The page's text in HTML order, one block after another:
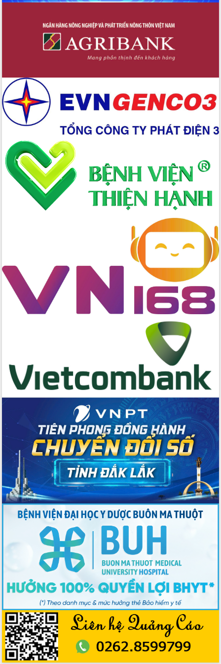
giải phóng mặt bằng Tuyến đường bộ
Đắk Lắk nỗ lực thúc đẩy tăng trưởng
Đắk Lắk ký kết thỏa thuận hợp tác về
chuyển đổi số giai đoạn 2026 – 2030
với Tập đoàn Bưu chính Viễn thông
Việt Nam
Thứ trưởng Bộ Y tế làm việc với tỉnh
Đắk Lắk về phát triển nhân lực y tế
cho trạm y tế cấp xã
Du lịch Đắk Lắk nâng tầm trải nghiệm
du khách thông qua Hệ thống cơ sở dữ
liệu và Bản đồ số
Tập huấn ứng dụng trí tuệ nhân tạo (AI)
trong thương mại điện tử năm 2026
Đoàn đại biểu Quốc hội tỉnh Đắk Lắk
tỉnh thông qua hiện đại hóa hành chính
Xã Ea Phê gắn cải cách hành chính với
chuyển đổi số
Phó Chủ tịch Thường trực UBND tỉnh
Hồ Thị Nguyên Thảo làm việc tại Trung
Giai đoạn 2026-2030, Đắk Lắk phấn
đấu có 77% xã đạt chuẩn nông thôn
mới
Chuyển đổi số 'mở đường' cho nông
nghiệp Đắk Lắk tăng trưởng bứt phá
Triển khai đồng bộ đo đạc, lập hồ sơ
địa chính, hoàn thiện cơ sở dữ liệu đất
Ứng dụng sinh trắc học - Bước tiến
trong hành trình chuyển đổi số tại Đắk
Lắk
Đắk Lắk nâng cao hiệu quả công tác
Đảng từ Sổ tay đảng viên điện tử
Đắk Lắk đẩy mạnh nuôi biển công
nghệ, hướng tới phát triển thủy sản
Tập huấn nâng cao năng lực triển khai
chuyển đổi số cho cán bộ, công chức
Đắk Lắk phát động hưởng ứng Ngày
Quyền của người tiêu dùng Việt Nam
2026
Đẩy mạnh cải cách hành chính, quyết
tâm đạt được mục tiêu tăng trưởng
hai con số trong năm 2026
Tổ chức trang trọng Lễ hội Đền thờ
Lương Văn Chánh năm 2026
Phó Bí thư Tỉnh ủy Đắk Lắk Đỗ Hữu